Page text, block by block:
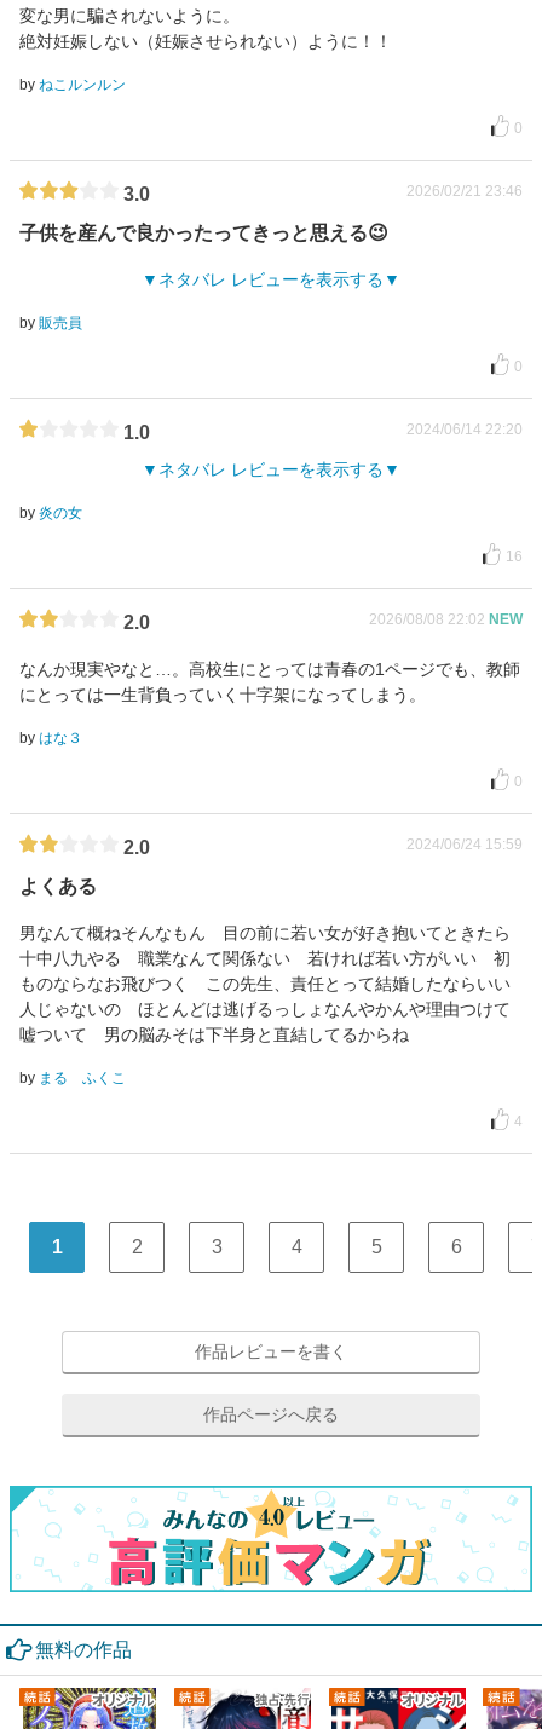
変な男に騙されないように。
絶対妊娠しない（妊娠させられない）ように！！
by ねこルンルン
0
3.0 2026/02/21 23:46
子供を産んで良かったってきっと思える😉
ネタバレ レビューを表示する
by 販売員
0
1.0 2024/06/14 22:20
ネタバレ レビューを表示する
by 炎の女
16
2.0 2026/08/08 22:02 NEW
なんか現実やなと…。高校生にとっては青春の1ページでも、教師
にとっては一生背負っていく十字架になってしまう。
by はな３
0
2.0 2024/06/24 15:59
よくある
男なんて概ねそんなもん 目の前に若い女が好き抱いてときたら
十中八九やる 職業なんて関係ない 若ければ若い方がいい 初
ものならなお飛びつく この先生、責任とって結婚したならいい
人じゃないの ほとんどは逃げるっしょなんやかんや理由つけて
嘘ついて 男の脳みそは下半身と直結してるからね
by まる ふくこ
4
1 2 3 4 5 6 7
作品レビューを書く
作品ページへ戻る
無料の作品